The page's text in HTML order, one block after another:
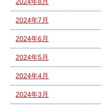
2024年7月
2024年6月
2024年5月
2024年4月
2024年3月